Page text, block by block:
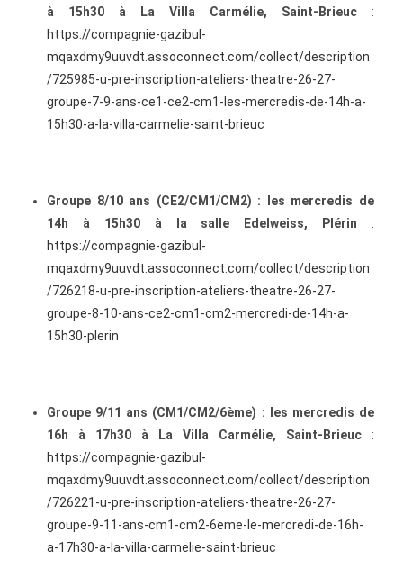
à 15h30 à La Villa Carmélie, Saint-Brieuc :
https://compagnie-gazibul-
mqaxdmy9uuvdt.assoconnect.com/collect/description
/725985-u-pre-inscription-ateliers-theatre-26-27-
groupe-7-9-ans-ce1-ce2-cm1-les-mercredis-de-14h-a-
15h30-a-la-villa-carmelie-saint-brieuc
Groupe 8/10 ans (CE2/CM1/CM2) : les mercredis de
14h à 15h30 à la salle Edelweiss, Plérin :
https://compagnie-gazibul-
mqaxdmy9uuvdt.assoconnect.com/collect/description
/726218-u-pre-inscription-ateliers-theatre-26-27-
groupe-8-10-ans-ce2-cm1-cm2-mercredi-de-14h-a-
15h30-plerin
Groupe 9/11 ans (CM1/CM2/6ème) : les mercredis de
16h à 17h30 à La Villa Carmélie, Saint-Brieuc:
https://compagnie-gazibul-
mqaxdmy9uuvdt.assoconnect.com/collect/description
/726221-u-pre-inscription-ateliers-theatre-26-27-
groupe-9-11-ans-cm1-cm2-6eme-le-mercredi-de-16h-
a-17h30-a-la-villa-carmelie-saint-brieuc